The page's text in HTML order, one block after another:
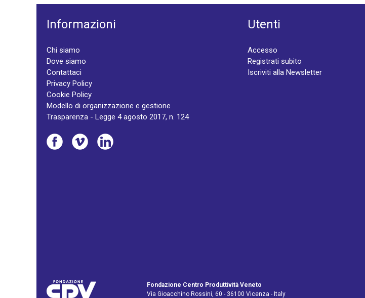
Informazioni
Chi siamo
Dove siamo
Contattaci
Privacy Policy
Cookie Policy
Modello di organizzazione e gestione
Trasparenza - Legge 4 agosto 2017, n. 124
Utenti
Accesso
Registrati subito
Iscriviti alla Newsletter
Fondazione Centro Produttività Veneto
Via Gioacchino Rossini, 60 - 36100 Vicenza - Italy